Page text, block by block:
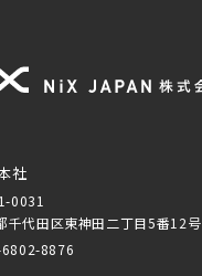
社
0031
千代田区東神田二丁目5番12号
8876